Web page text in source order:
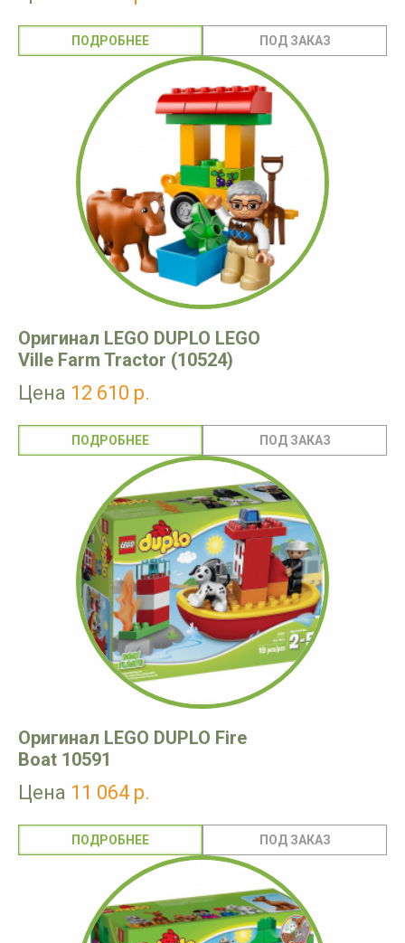
ПОДРОБНЕЕ
Оригинал LEGO DUPLO LEGO
Ville Farm Tractor (10524)
Цена 12 610 р.
ПОДРОБНЕЕ
Оригинал LEGO DUPLO Fire
Boat 10591
Цена 11 064 р.
ПОДРОБНЕЕ